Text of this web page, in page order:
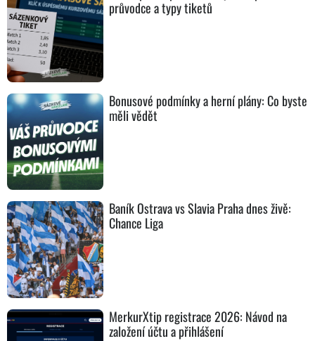
průvodce a typy tiketů
Bonusové podmínky a herní plány: Co byste
měli vědět
Baník Ostrava vs Slavia Praha dnes živě:
Chance Liga
MerkurXtip registrace 2026: Návod na
založení účtu a přihlášení